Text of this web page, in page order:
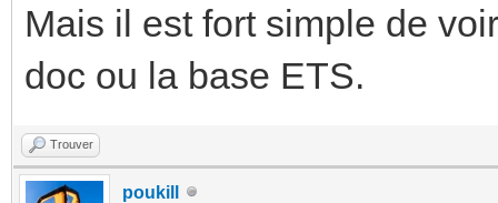
Mais il est fort simple de
doc ou la base ETS.
Trouver
poukill